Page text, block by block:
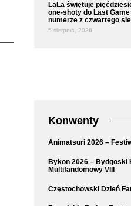
LaLa świętuje
one-shoty do Last
numerze z czwartego
5 sierpnia, 2026
Konwenty
Animatsuri 2026 –
Bykon 2026 – Bydgoski
Multifandomowy VIII
Częstochowski Dzień